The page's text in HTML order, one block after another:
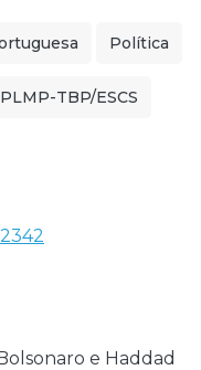
Política
TBP/ESCS
e Haddad